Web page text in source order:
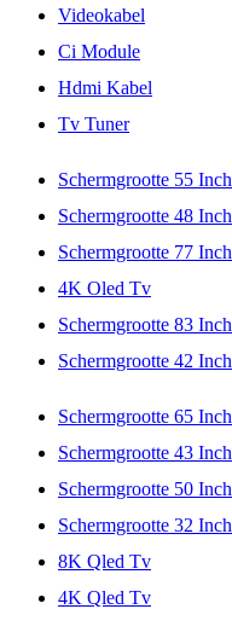
Videokabel
Ci Module
Hdmi Kabel
Tv Tuner
Schermgrootte 55 Inch
Schermgrootte 48 Inch
Schermgrootte 77 Inch
4K Oled Tv
Schermgrootte 83 Inch
Schermgrootte 42 Inch
Schermgrootte 65 Inch
Schermgrootte 43 Inch
Schermgrootte 50 Inch
Schermgrootte 32 Inch
8K Qled Tv
4K Qled Tv